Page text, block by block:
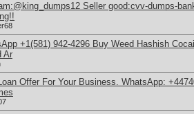
Seller good:cvv-dumps-
+1(581) 942-4296 Buy Weed Hashish
Ar
Offer For Your Business. WhatsApp: